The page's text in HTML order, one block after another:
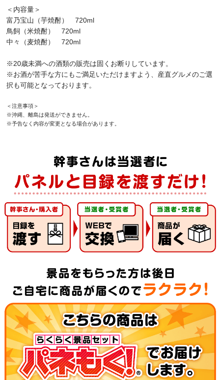
＜内容量＞
富乃宝山（芋焼酎） 720ml
鳥飼（米焼酎） 720ml
中々（麦焼酎） 720ml
※20歳未満への酒類の販売は固くお断りしています。
※お酒が苦手な方にもご満足いただけますよう、産直グルメのご選
択も可能となっております。
＜注意事項＞
※沖縄、離島は発送ができません。
※予告なく内容が変更となる場合があります。